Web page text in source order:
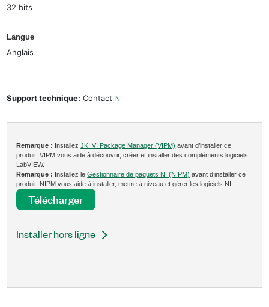
32 bits
Langue
Anglais
Support technique: Contact NI
Remarque : InstallezJKI VI Package Manager (VIPM) avant d’installer ce
produit. VIPM vous aide à découvrir, créer et installer des compléments logiciels
LabVIEW.
Remarque : Installez leGestionnaire de paquets NI (NIPM) avant d’installer ce
produit. NIPM vous aide à installer, mettre à niveau et gérer les logiciels NI.
Télécharger
Installer hors ligne